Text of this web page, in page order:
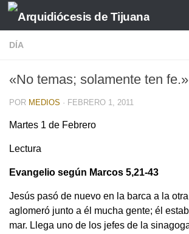
Saltar al contenido
DÍA
«No temas; solamente ten fe.»
POR MEDIOS · FEBRERO 1, 2011
Martes 1 de Febrero
Lectura
Evangelio según Marcos 5,21-43
Jesús pasó de nuevo en la barca a la
aglomeró junto a él mucha gente; él
mar. Llega uno de los jefes de la